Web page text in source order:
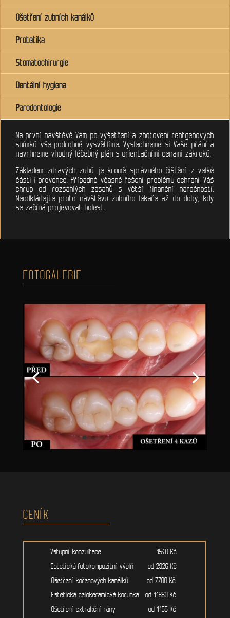
Ošetření zubních kanálků
Protetika
Stomatochirurgie
Dentální hygiena
Parodontologie
Na první návštěvě Vám po vyšetření a zhotovení rentgenových
snímků vše podrobně vysvětlíme. Vyslechneme si Vaše přání a
navrhneme vhodný léčebný plán s orientačními cenami zákroků.
Základem zdravých zubů je kromě správného čištění z velké
části i prevence. Případné včasné řešení problému ochrání Váš
chrup od rozsáhlých zásahů s větší finanční náročností.
Neodkládejte proto návštěvu zubního lékaře až do doby, kdy
se začíná projevovat bolest.
FOTOGALERIE
CENÍK
Vstupní konzultace 1540 Kč
Estetická fotokompozitní výplň od 2926 Kč
Ošetření kořenových kanálků od 7700 Kč
Estetická celokeramická korunka od 11860 Kč
Ošetření extrakční rány od 1155 Kč